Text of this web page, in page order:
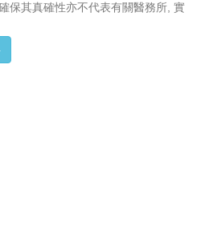
保其真確性亦不代表有關醫務所, 實